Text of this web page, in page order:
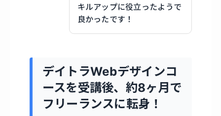
キルアップに役立ったようで
良かったです！
デイトラWebデザインコ
ースを受講後、約8ヶ月で
フリーランスに転身！